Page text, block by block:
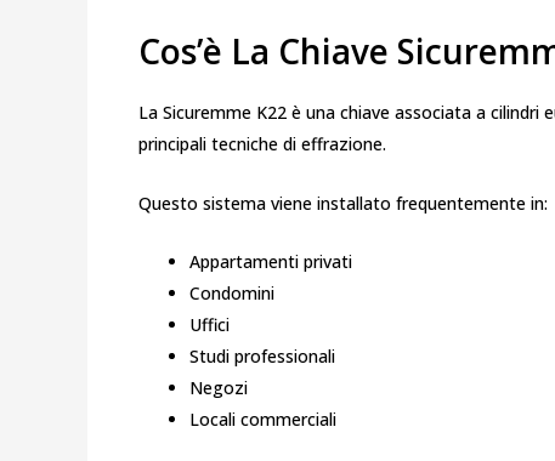
Cos’è La Chiave
La Sicuremme K22 è una chiave associata a
principali tecniche di effrazione.
Questo sistema viene installato frequentemente in:
Appartamenti privati
Condomini
Uffici
Studi professionali
Negozi
Locali commerciali